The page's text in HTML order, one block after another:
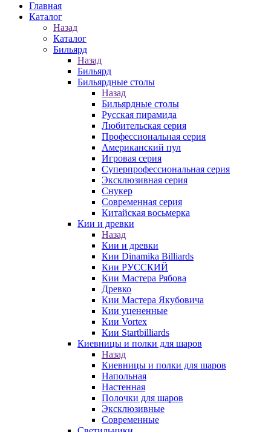
Главная
Каталог
Назад
Каталог
Бильярд
Назад
Бильярд
Бильярдные столы
Назад
Бильярдные столы
Русская пирамида
Любительская серия
Профессиональная серия
Американский пул
Игровая серия
Суперпрофессиональная серия
Эксклюзивная серия
Снукер
Современная серия
Китайская восьмерка
Кии и древки
Назад
Кии и древки
Кии Dinamika Billiards
Кии РУССКИЙ
Кии Мастера Рябова
Древко
Кии Мастера Якубовича
Кии уцененные
Кии Vortex
Кии Startbilliards
Киевницы и полки для шаров
Назад
Киевницы и полки для шаров
Напольная
Настенная
Полочки для шаров
Эксклюзивные
Современные